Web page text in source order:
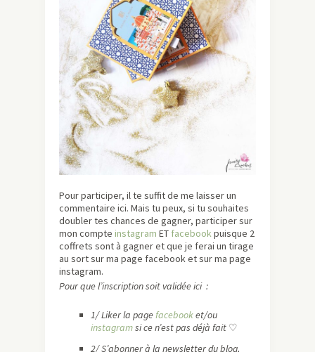
Pour participer, il te suffit de me laisser un
commentaire ici. Mais tu peux, si tu souhaites
doubler tes chances de gagner, participer sur
mon compte instagram ET facebookpuisque 2
coffrets sont à gagner et que je ferai un tirage
au sort sur ma page facebook et sur ma page
instagram.
Pour que l’inscription soit validée ici :
1/ Liker la pagefacebooket/ou
instagramsi ce n’est pas déjà fait ♡
2/ S’abonner à la newsletter du blog,